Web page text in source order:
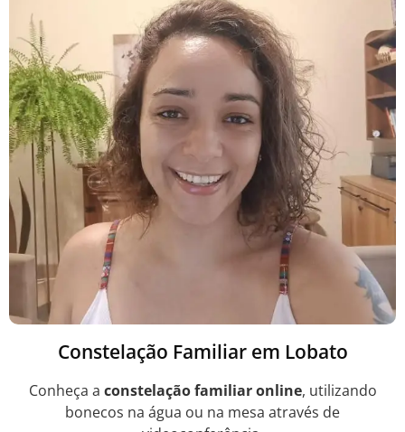
Constelação Familiar em Lobato
Conheça a constelação familiar online, utilizando
bonecos na água ou na mesa através de